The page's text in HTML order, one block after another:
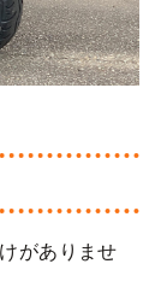
がありませ